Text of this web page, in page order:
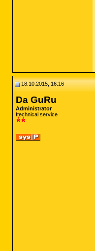
18.10.2015, 16:16
Da GuRu
Administrator
technical service